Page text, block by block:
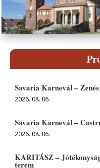
Savaria Karnevál –
2026. 08. 06.
Savaria Karnevál –
2026. 08. 06.
KARITÁSZ –
terem